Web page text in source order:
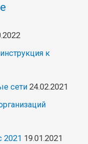
к
сети 24.02.2021
2021 19.01.2021